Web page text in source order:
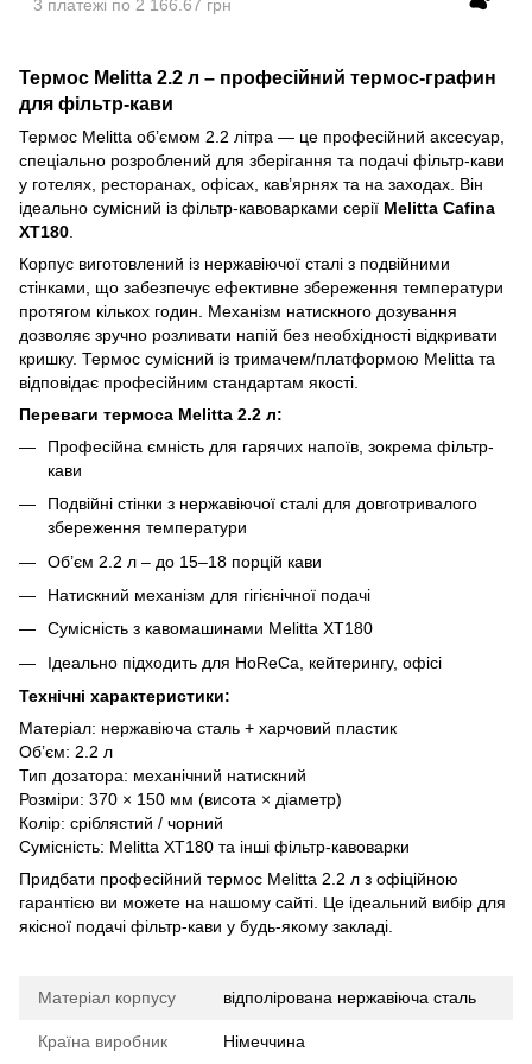
3 платежі по 2 166.67 грн
Термос Melitta 2.2 л – професійний термос-графин
для фільтр-кави
Термос Melitta об’ємом 2.2 літра — це професійний аксесуар,
спеціально розроблений для зберігання та подачі фільтр-кави
у готелях, ресторанах, офісах, кав’ярнях та на заходах. Він
ідеально сумісний із фільтр-кавоварками серії Melitta Cafina
XT180
Корпус виготовлений із нержавіючої сталі з подвійними
стінками, що забезпечує ефективне збереження температури
протягом кількох годин. Механізм натискного дозування
дозволяє зручно розливати напій без необхідності відкривати
кришку. Термос сумісний із тримачем/платформою Melitta та
відповідає професійним стандартам якості.
Переваги термоса Melitta 2.2 л:
Професійна ємність для гарячих напоїв, зокрема фільтр-
кави
Подвійні стінки з нержавіючої сталі для довготривалого
збереження температури
Об’єм 2.2 л – до 15–18 порцій кави
Натискний механізм для гігієнічної подачі
Сумісність з кавомашинами Melitta XT180
Ідеально підходить для HoReCa, кейтерингу, офісі
Технічні характеристики:
Матеріал: нержавіюча сталь + харчовий пластик
Об’єм: 2.2 л
Тип дозатора: механічний натискний
Розміри: 370 × 150 мм (висота × діаметр)
Колір: сріблястий / чорний
Сумісність: Melitta XT180 та інші фільтр-кавоварки
Придбати професійний термос Melitta 2.2 л з офіційною
гарантією ви можете на нашому сайті. Це ідеальний вибір для
якісної подачі фільтр-кави у будь-якому закладі.
Матеріал корпусу відполірована нержавіюча сталь
Країна виробник Німеччина